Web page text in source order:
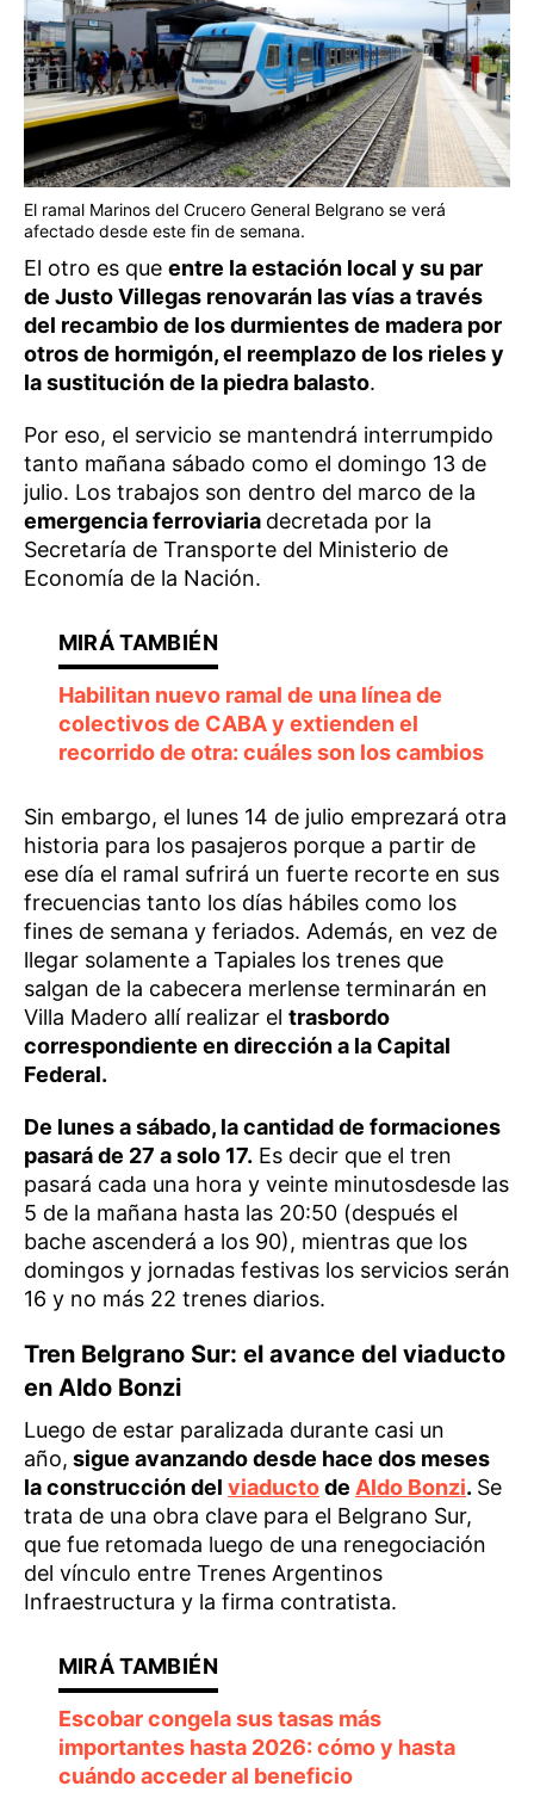
El ramal Marinos del Crucero General Belgrano se verá
afectado desde este fin de semana.
El otro es que entre la estación local y su par
de Justo Villegas renovarán las vías a través
del recambio de los durmientes de madera por
otros de hormigón, el reemplazo de los rieles y
la sustitución de la piedra balasto.
Por eso, el servicio se mantendrá interrumpido
tanto mañana sábado como el domingo 13 de
julio. Los trabajos son dentro del marco de la
emergencia ferroviaria decretada por la
Secretaría de Transporte del Ministerio de
Economía de la Nación.
Habilitan nuevo ramal de una línea de
colectivos de CABA y extienden el
recorrido de otra: cuáles son los cambios
Sin embargo, el lunes 14 de julio emprezará otra
historia para los pasajeros porque a partir de
ese día el ramal sufrirá un fuerte recorte en sus
frecuencias tanto los días hábiles como los
fines de semana y feriados. Además, en vez de
llegar solamente a Tapiales los trenes que
salgan de la cabecera merlense terminarán en
Villa Madero allí realizar el trasbordo
correspondiente en dirección a la Capital
Federal.
De lunes a sábado, la cantidad de formaciones
pasará de 27 a solo 17. Es decir que el tren
pasará cada una hora y veinte minutosdesde las
5 de la mañana hasta las 20:50 (después el
bache ascenderá a los 90), mientras que los
domingos y jornadas festivas los servicios serán
16 y no más 22 trenes diarios.
Tren Belgrano Sur: el avance del viaducto
en Aldo Bonzi
Luego de estar paralizada durante casi un
año, sigue avanzando desde hace dos meses
la construcción del viaductode Aldo Bonzi. Se
trata de una obra clave para el Belgrano Sur,
que fue retomada luego de una renegociación
del vínculo entre Trenes Argentinos
Infraestructura y la firma contratista.
Escobar congela sus tasas más
importantes hasta 2026: cómo y hasta
cuándo acceder al beneficio